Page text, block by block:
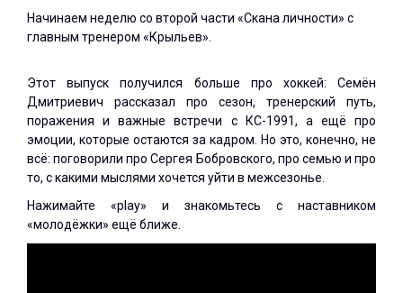
Начинаем неделю со второй части «Скана личности» с
главным тренером «Крыльев».
Этот выпуск получился больше про хоккей: Семён
Дмитриевич рассказал про сезон, тренерский путь,
поражения и важные встречи с КС-1991, а ещё про
эмоции, которые остаются за кадром. Но это, конечно, не
всё: поговорили про Сергея Бобровского, про семью и про
то, с какими мыслями хочется уйти в межсезонье.
Нажимайте «play» и знакомьтесь с наставником
«молодёжки» ещё ближе.